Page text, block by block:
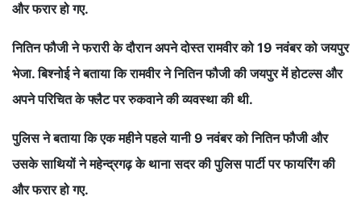
और फरार हो गए.
नितिन फौजी ने फरारी के दौरान अपने दोस्त रामवीर को 19 नवंबर को जयपुर
भेजा. बिश्नोई ने बताया कि रामवीर ने नितिन फौजी की जयपुर में होटल्स और
अपने परिचित के फ्लैट पर रुकवाने की व्यवस्था की थी.
पुलिस ने बताया कि एक महीने पहले यानी 9 नवंबर को नितिन फौजी और
उसके साथियों ने महेन्द्रगढ़ के थाना सदर की पुलिस पार्टी पर फायरिंग की
और फरार हो गए.